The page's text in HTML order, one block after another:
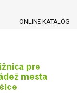
ONLINE KATALÓG